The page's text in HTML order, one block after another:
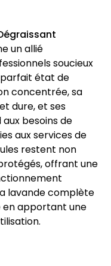
un allié
soucieux
état de
concentrée, sa
dure, et ses
besoins de
aux services de
restent non
offrant une
lavande complète
apportant une